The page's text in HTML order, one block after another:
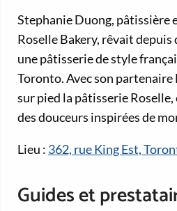
Stephanie Duong, pâtissière
Roselle Bakery, rêvait depuis
une pâtisserie de style
Toronto. Avec son partenaire
sur pied la pâtisserie
des douceurs inspirées de
Lieu : 362, rue King Est,
Guides et